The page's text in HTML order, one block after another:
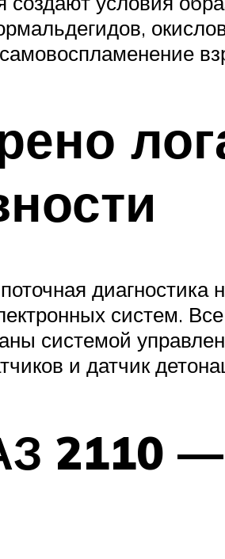
диагностика
систем.
системой
и датчик
2110